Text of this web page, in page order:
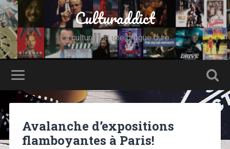
Culturaddict
La culture est une drogue dure
Avalanche d’expositions
flamboyantes à Paris!